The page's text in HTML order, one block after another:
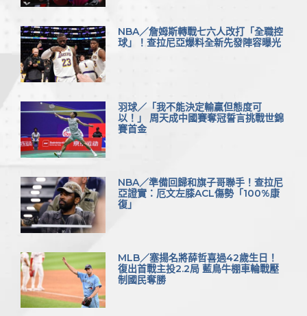
NBA／詹姆斯轉戰七六人改打「全職控
球」！查拉尼亞爆料全新先發陣容曝光
羽球／「我不能決定輸贏但態度可
以！」 周天成中國賽奪冠誓言挑戰世錦
賽首金
NBA／準備回歸和旗子哥聯手！查拉尼
亞證實：厄文左膝ACL傷勢「100%康
復」
MLB／塞揚名將薛哲喜過42歲生日！
復出首戰主投2.2局 藍鳥牛棚車輪戰壓
制國民奪勝